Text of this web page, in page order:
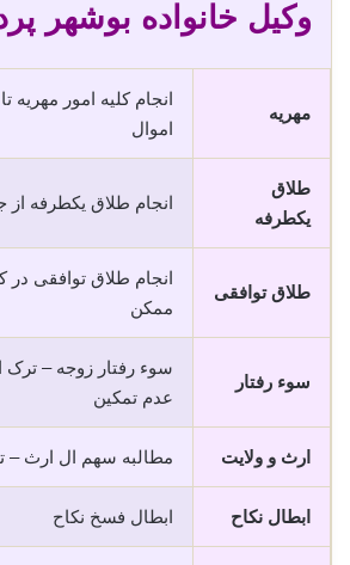
وکیل خانواده بوشهر
مهریه
انجام کلیه امور مهریه
اموال
طلاق
یکطرفه
انجام طلاق یکطرفه از
طلاق توافقی
انجام طلاق توافقی در
ممکن
سوء رفتار
سوء رفتار زوجه – ترک
عدم تمکین
ارث و ولایت مطالبه سهم ال ارث –
ابطال نکاح ابطال فسخ نکاح